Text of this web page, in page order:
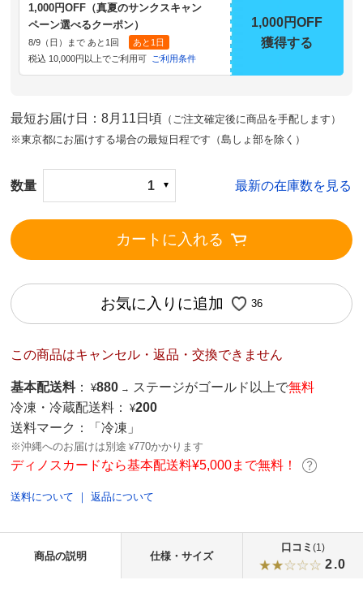
1,000円OFF（真夏のサンクスキャン
ペーン選べるクーポン）
8/9（日）まで あと1回
あと1日
税込 10,000円以上でご利用可 ご利用条件
1,000円OFF
獲得する
最短お届け日：8月11日頃 （ご注文確定後に商品を手配します）
※東京都にお届けする場合の最短日程です（島しょ部を除く）
数量 1 最新の在庫数を見る
カートに入れる
お気に入りに追加 36
この商品はキャンセル・返品・交換できません
基本配送料 ： ¥880 → ステージがゴールド以上で無料
冷凍・冷蔵配送料：
¥200
送料マーク：
「冷凍」
※沖縄へのお届けは別途 ¥770かかります
ディノスカードなら基本配送料¥5,000まで無料！
送料について ｜返品について
商品の説明 仕様・サイズ
口コミ (1)
2.0